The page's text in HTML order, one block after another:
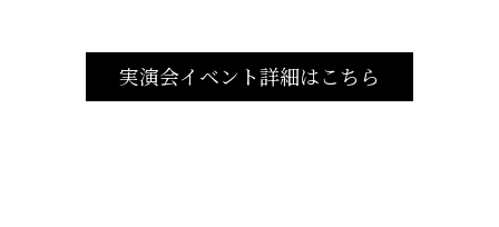
実演会イベント詳細はこちら